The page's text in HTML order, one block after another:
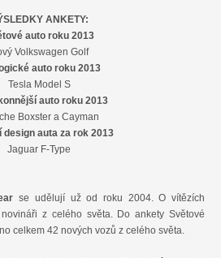
ANKETY:
auto roku 2013
Volkswagen Golf
auto roku 2013
Tesla Model S
auto roku 2013
Boxster a Cayman
design auta za rok 2013
Jaguar F-Type
se udělují už od roku 2004. O vítězích
z celého světa. Do ankety Světové
celkem 42 nových vozů z celého světa.